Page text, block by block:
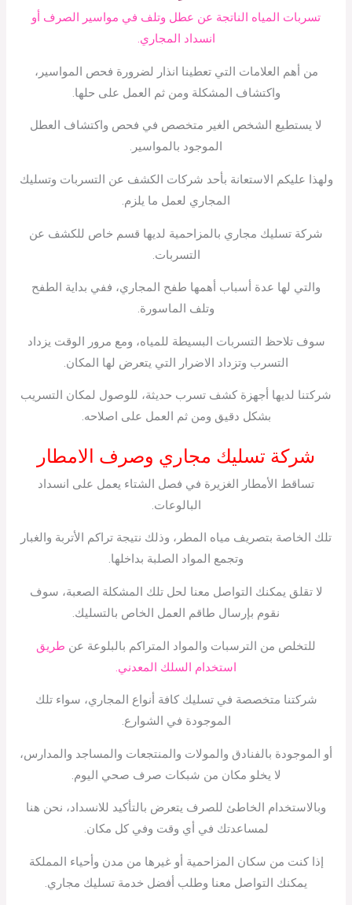
تسربات المياه الناتجة عن عطل وتلف في مواسير الصرف أو
انسداد المجاري.
من أهم العلامات التي تعطينا انذار لضرورة فحص المواسير،
واكتشاف المشكلة ومن ثم العمل على حلها.
لا يستطيع الشخص الغير متخصص في فحص واكتشاف العطل
الموجود بالمواسير.
ولهذا عليكم الاستعانة بأحد شركات الكشف عن التسربات وتسليك
المجاري لعمل ما يلزم.
شركة تسليك مجاري بالمزاحمية لديها قسم خاص للكشف عن
التسربات.
والتي لها عدة أسباب أهمها طفح المجاري، ففي بداية الطفح
وتلف الماسورة.
سوف تلاحظ التسربات البسيطة للمياه، ومع مرور الوقت يزداد
التسرب وتزداد الاضرار التي يتعرض لها المكان.
شركتنا لديها أجهزة كشف تسرب حديثة، للوصول لمكان التسريب
بشكل دقيق ومن ثم العمل على اصلاحه.
شركة تسليك مجاري وصرف الامطار
تساقط الأمطار الغزيرة في فصل الشتاء يعمل على انسداد
البالوعات.
تلك الخاصة بتصريف مياه المطر، وذلك نتيجة تراكم الأتربة والغبار
وتجمع المواد الصلبة بداخلها.
لا تقلق يمكنك التواصل معنا لحل تلك المشكلة الصعبة، سوف
نقوم بإرسال طاقم العمل الخاص بالتسليك.
للتخلص من الترسبات والمواد المتراكم بالبلوعة عن طريق
استخدام السلك المعدني.
شركتنا متخصصة في تسليك كافة أنواع المجاري، سواء تلك
الموجودة في الشوارع.
أو الموجودة بالفنادق والمولات والمنتجعات والمساجد والمدارس،
لا يخلو مكان من شبكات صرف صحي اليوم.
وبالاستخدام الخاطئ للصرف يتعرض بالتأكيد للانسداد، نحن هنا
لمساعدتك في أي وقت وفي كل مكان.
إذا كنت من سكان المزاحمية أو غيرها من مدن وأحياء المملكة
يمكنك التواصل معنا وطلب أفضل خدمة تسليك مجاري.